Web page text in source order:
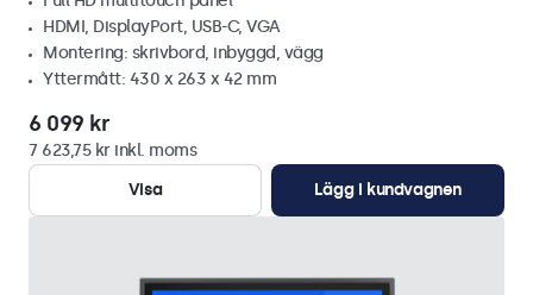
HDMI, DisplayPort, USB-C, VGA
Montering: skrivbord, inbyggd, vägg
Yttermått: 430 x 263 x 42 mm
6 099 kr
7 623,75 kr inkl. moms
Visa
Lägg i kundvagnen